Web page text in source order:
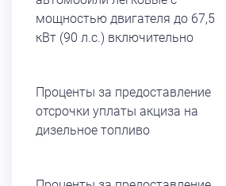
мощностью двигателя до 67,5
кВт (90 л.с.) включительно
Проценты за предоставление
отсрочки уплаты акциза на
дизельное топливо